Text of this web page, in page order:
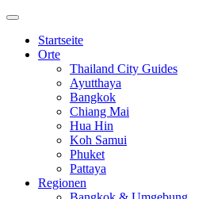
Startseite
Orte
Thailand City Guides
Ayutthaya
Bangkok
Chiang Mai
Hua Hin
Koh Samui
Phuket
Pattaya
Regionen